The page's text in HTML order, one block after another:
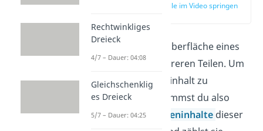
zur Stelle im Video springen
Oft besteht die Oberfläche eines
Körpers aus mehreren Teilen. Um
den Oberflächeninhalt zu
berechnen, bestimmst du also
einfach dieFlächeninhalte dieser
Rechtwinkliges
Dreieck
4/7 – Dauer: 04:08
Gleichschenklig
es Dreieck
5/7 – Dauer: 04:25